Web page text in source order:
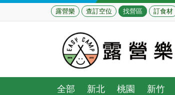
露營樂 查訂空位 找營區 訂食材
全部 新北 桃園 新竹